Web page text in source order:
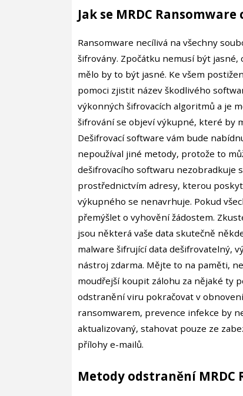
Jak se MRDC Ransomware
Ransomware necílivá na všechny
šifrovány. Zpočátku nemusí být jasné,
mělo by to být jasné. Ke všem
pomoci zjistit název škodlivého
výkonných šifrovacích algoritmů a je
šifrování se objeví výkupné, které by
Dešifrovací software vám bude
nepoužíval jiné metody, protože to
dešifrovacího softwaru nezobradkuje
prostřednictvím adresy, kterou
výkupného se nenavrhuje. Pokud
přemýšlet o vyhovění žádostem.
jsou některá vaše data skutečně
malware šifrující data dešifrovatelný,
nástroj zdarma. Mějte to na paměti,
moudřejší koupit zálohu za nějaké ty
odstranění viru pokračovat v
ransomwarem, prevence infekce by
aktualizovaný, stahovat pouze ze
přílohy e-mailů.
Metody odstranění MRDC